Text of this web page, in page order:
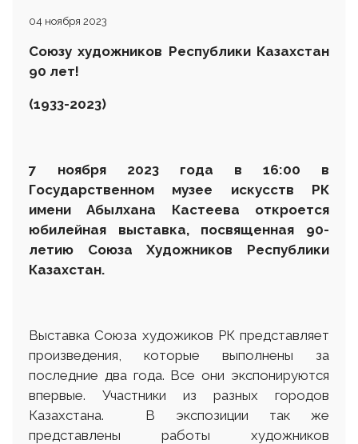
04 ноября 2023
Союзу художников Республики Казахстан
90 лет!
(1933-2023)
7 ноября 2023 года в 16:00 в
Государственном музее искусств РК
имени Абылхана Кастеева откроется
юбилейная выставка, посвященная 90-
летию Союза Художников Республики
Казахстан.
Выставка Союза художиков РК представляет
произведения, которые выполнены за
последние два года. Все они экспонируются
впервые. Участники из разных городов
Казахстана. В экспозиции так же
представлены работы художников